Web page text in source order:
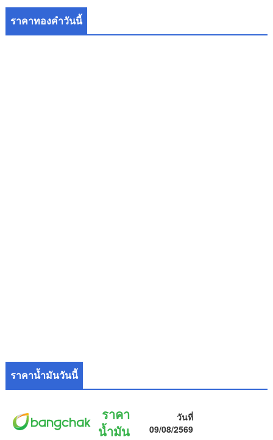
ราคาทองคำวันนี้
ราคาน้ำมันวันนี้